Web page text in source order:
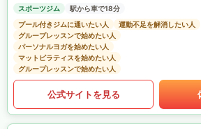
スポーツジム
駅から車で18分
プール付きジムに通いたい人
運動不足を解消したい人
グループレッスンで始めたい人
パーソナルヨガを始めたい人
マットピラティスを始めたい人
グループレッスンで始めたい人
公式サイトを見る